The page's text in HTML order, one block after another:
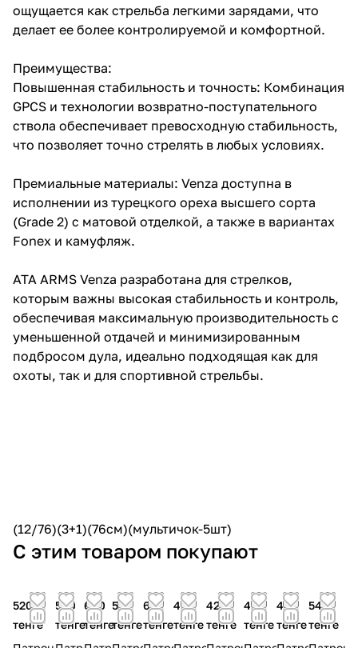
ощущается как стрельба легкими зарядами, что
делает ее более контролируемой и комфортной.
Преимущества:
Повышенная стабильность и точность: Комбинация
GPCS и технологии возвратно-поступательного
ствола обеспечивает превосходную стабильность,
что позволяет точно стрелять в любых условиях.
Премиальные материалы: Venza доступна в
исполнении из турецкого ореха высшего сорта
(Grade 2) с матовой отделкой, а также в вариантах
Fonex и камуфляж.
ATA ARMS Venza разработана для стрелков,
которым важны высокая стабильность и контроль,
обеспечивая максимальную производительность с
уменьшенной отдачей и минимизированным
подбросом дула, идеально подходящая как для
охоты, так и для спортивной стрельбы.
(12/76)(3+1)(76см)(мультичок-5шт)
С этим товаром покупают
520
тенге
590
тенге
600
тенге
530
тенге
610
тенге
410
тенге
420
тенге
415
тенге
445
тенге
545
тенге